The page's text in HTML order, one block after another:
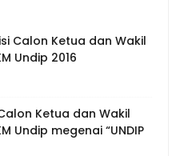
Calon Ketua dan Wakil
Undip 2016
Ketua dan Wakil
Undip megenai “UNDIP